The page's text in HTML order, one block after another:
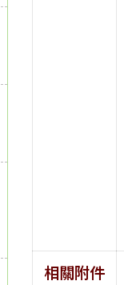
相關附件